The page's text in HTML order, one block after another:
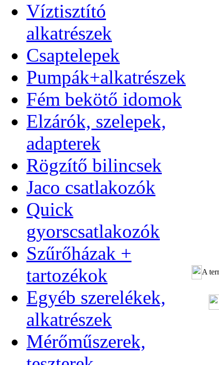
Víztisztító
alkatrészek
Csaptelepek
Pumpák+alkatrészek
Fém bekötő idomok
Elzárók, szelepek,
adapterek
Rögzítő bilincsek
Jaco csatlakozók
Quick
gyorscsatlakozók
Szűrőházak +
tartozékok
Egyéb szerelékek,
alkatrészek
Mérőműszerek,
A